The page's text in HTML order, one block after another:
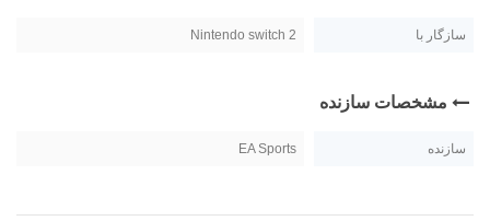
سازگار با Nintendo switch 2
مشخصات سازنده
سازنده EA Sports